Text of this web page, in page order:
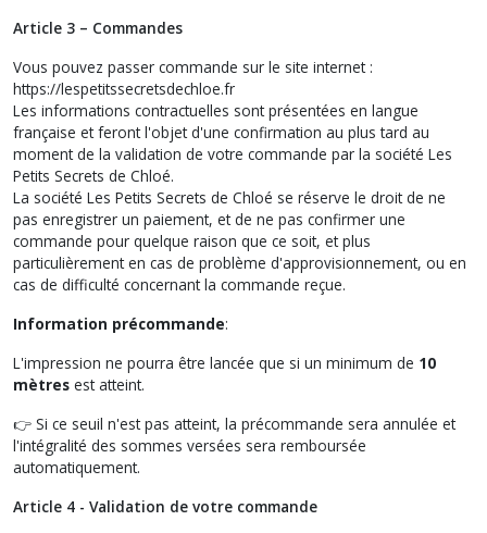
Article 3 – Commandes
Vous pouvez passer commande sur le site internet :
https://lespetitssecretsdechloe.fr
Les informations contractuelles sont présentées en langue
française et feront l'objet d'une confirmation au plus tard au
moment de la validation de votre commande par la société Les
Petits Secrets de Chloé.
La société Les Petits Secrets de Chloé se réserve le droit de ne
pas enregistrer un paiement, et de ne pas confirmer une
commande pour quelque raison que ce soit, et plus
particulièrement en cas de problème d'approvisionnement, ou en
cas de difficulté concernant la commande reçue.
Information précommande:
L'impression ne pourra être lancée que si un minimum de 10
mètres est atteint.
👉 Si ce seuil n'est pas atteint, la précommande sera annulée et
l'intégralité des sommes versées sera remboursée
automatiquement.
Article 4 - Validation de votre commande